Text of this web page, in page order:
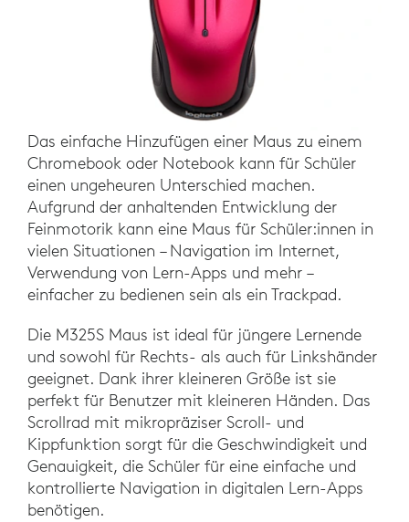
Das einfache Hinzufügen einer Maus zu einem
Chromebook oder Notebook kann für Schüler
einen ungeheuren Unterschied machen.
Aufgrund der anhaltenden Entwicklung der
Feinmotorik kann eine Maus für Schüler:innen in
vielen Situationen – Navigation im Internet,
Verwendung von Lern-Apps und mehr –
einfacher zu bedienen sein als ein Trackpad.
Die M325S Maus ist ideal für jüngere Lernende
und sowohl für Rechts- als auch für Linkshänder
geeignet. Dank ihrer kleineren Größe ist sie
perfekt für Benutzer mit kleineren Händen. Das
Scrollrad mit mikropräziser Scroll- und
Kippfunktion sorgt für die Geschwindigkeit und
Genauigkeit, die Schüler für eine einfache und
kontrollierte Navigation in digitalen Lern-Apps
benötigen.